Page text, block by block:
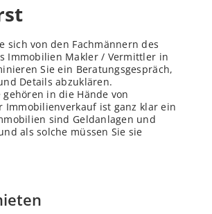
sich von den Fachmännern des
Immobilien Makler / Vermittler in
Sie ein Beratungsgespräch,
Details abzuklären.
gehören in die Hände von
Immobilienverkauf ist ganz klar ein
sind Geldanlagen und
als solche müssen Sie sie